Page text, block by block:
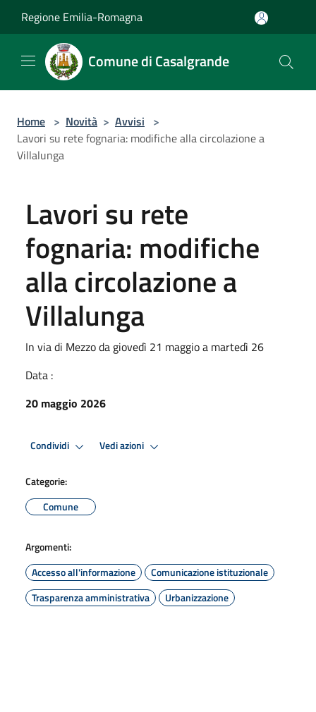
Regione Emilia-Romagna
Comune di Casalgrande
Home > Novità > Avvisi >
Lavori su rete fognaria: modifiche alla circolazione a
Villalunga
Lavori su rete
fognaria: modifiche
alla circolazione a
Villalunga
In via di Mezzo da giovedì 21 maggio a martedì 26
Data :
20 maggio 2026
Condividi Vedi azioni
Categorie:
Comune
Argomenti:
Accesso all'informazione
Comunicazione istituzionale
Trasparenza amministrativa
Urbanizzazione